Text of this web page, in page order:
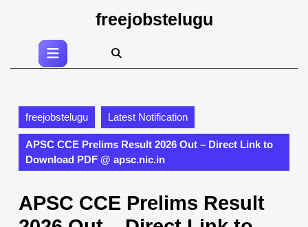
to
freejobstelugu
Open
Button
freejobstelugu Latest Notification
APSC CCE Prelims Result 2026 Out – Direct Link to
Download PDF @ apsc.nic.in
APSC CCE Prelims Result